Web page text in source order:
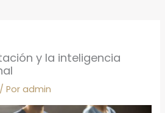
y la inteligencia
/ Poradmin